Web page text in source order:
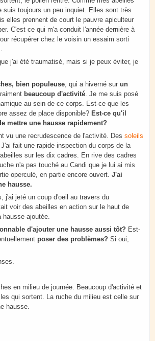
suis toujours un peu inquiet. Elles sont très
elles prennent de court le pauvre apiculteur
C'est ce qui m'a conduit l'année dernière à
récupérer chez le voisin un essaim sorti
j'ai été traumatisé, mais si je peux éviter, je
bien populeuse, qui a hiverné sur un
beaucoup d'activité. Je me suis posé
au sein de ce corps. Est-ce que les
assez de place disponible? Est-ce qu'il
mettre une hausse rapidement?
vu une recrudescence de l'activité. Des soleils
fait une rapide inspection du corps de la
sur les dix cadres. En rive des cadres
n'a pas touché au Candi que je lui ai mis
operculé, en partie encore ouvert. J'ai
hausse.
j'ai jeté un coup d'oeil au travers du
voir des abeilles en action sur le haut de
hausse ajoutée.
d'ajouter une hausse aussi tôt? Est-
poser des problèmes? Si oui,
en milieu de journée. Beaucoup d'activité et
qui sortent. La ruche du milieu est celle sur
hausse.